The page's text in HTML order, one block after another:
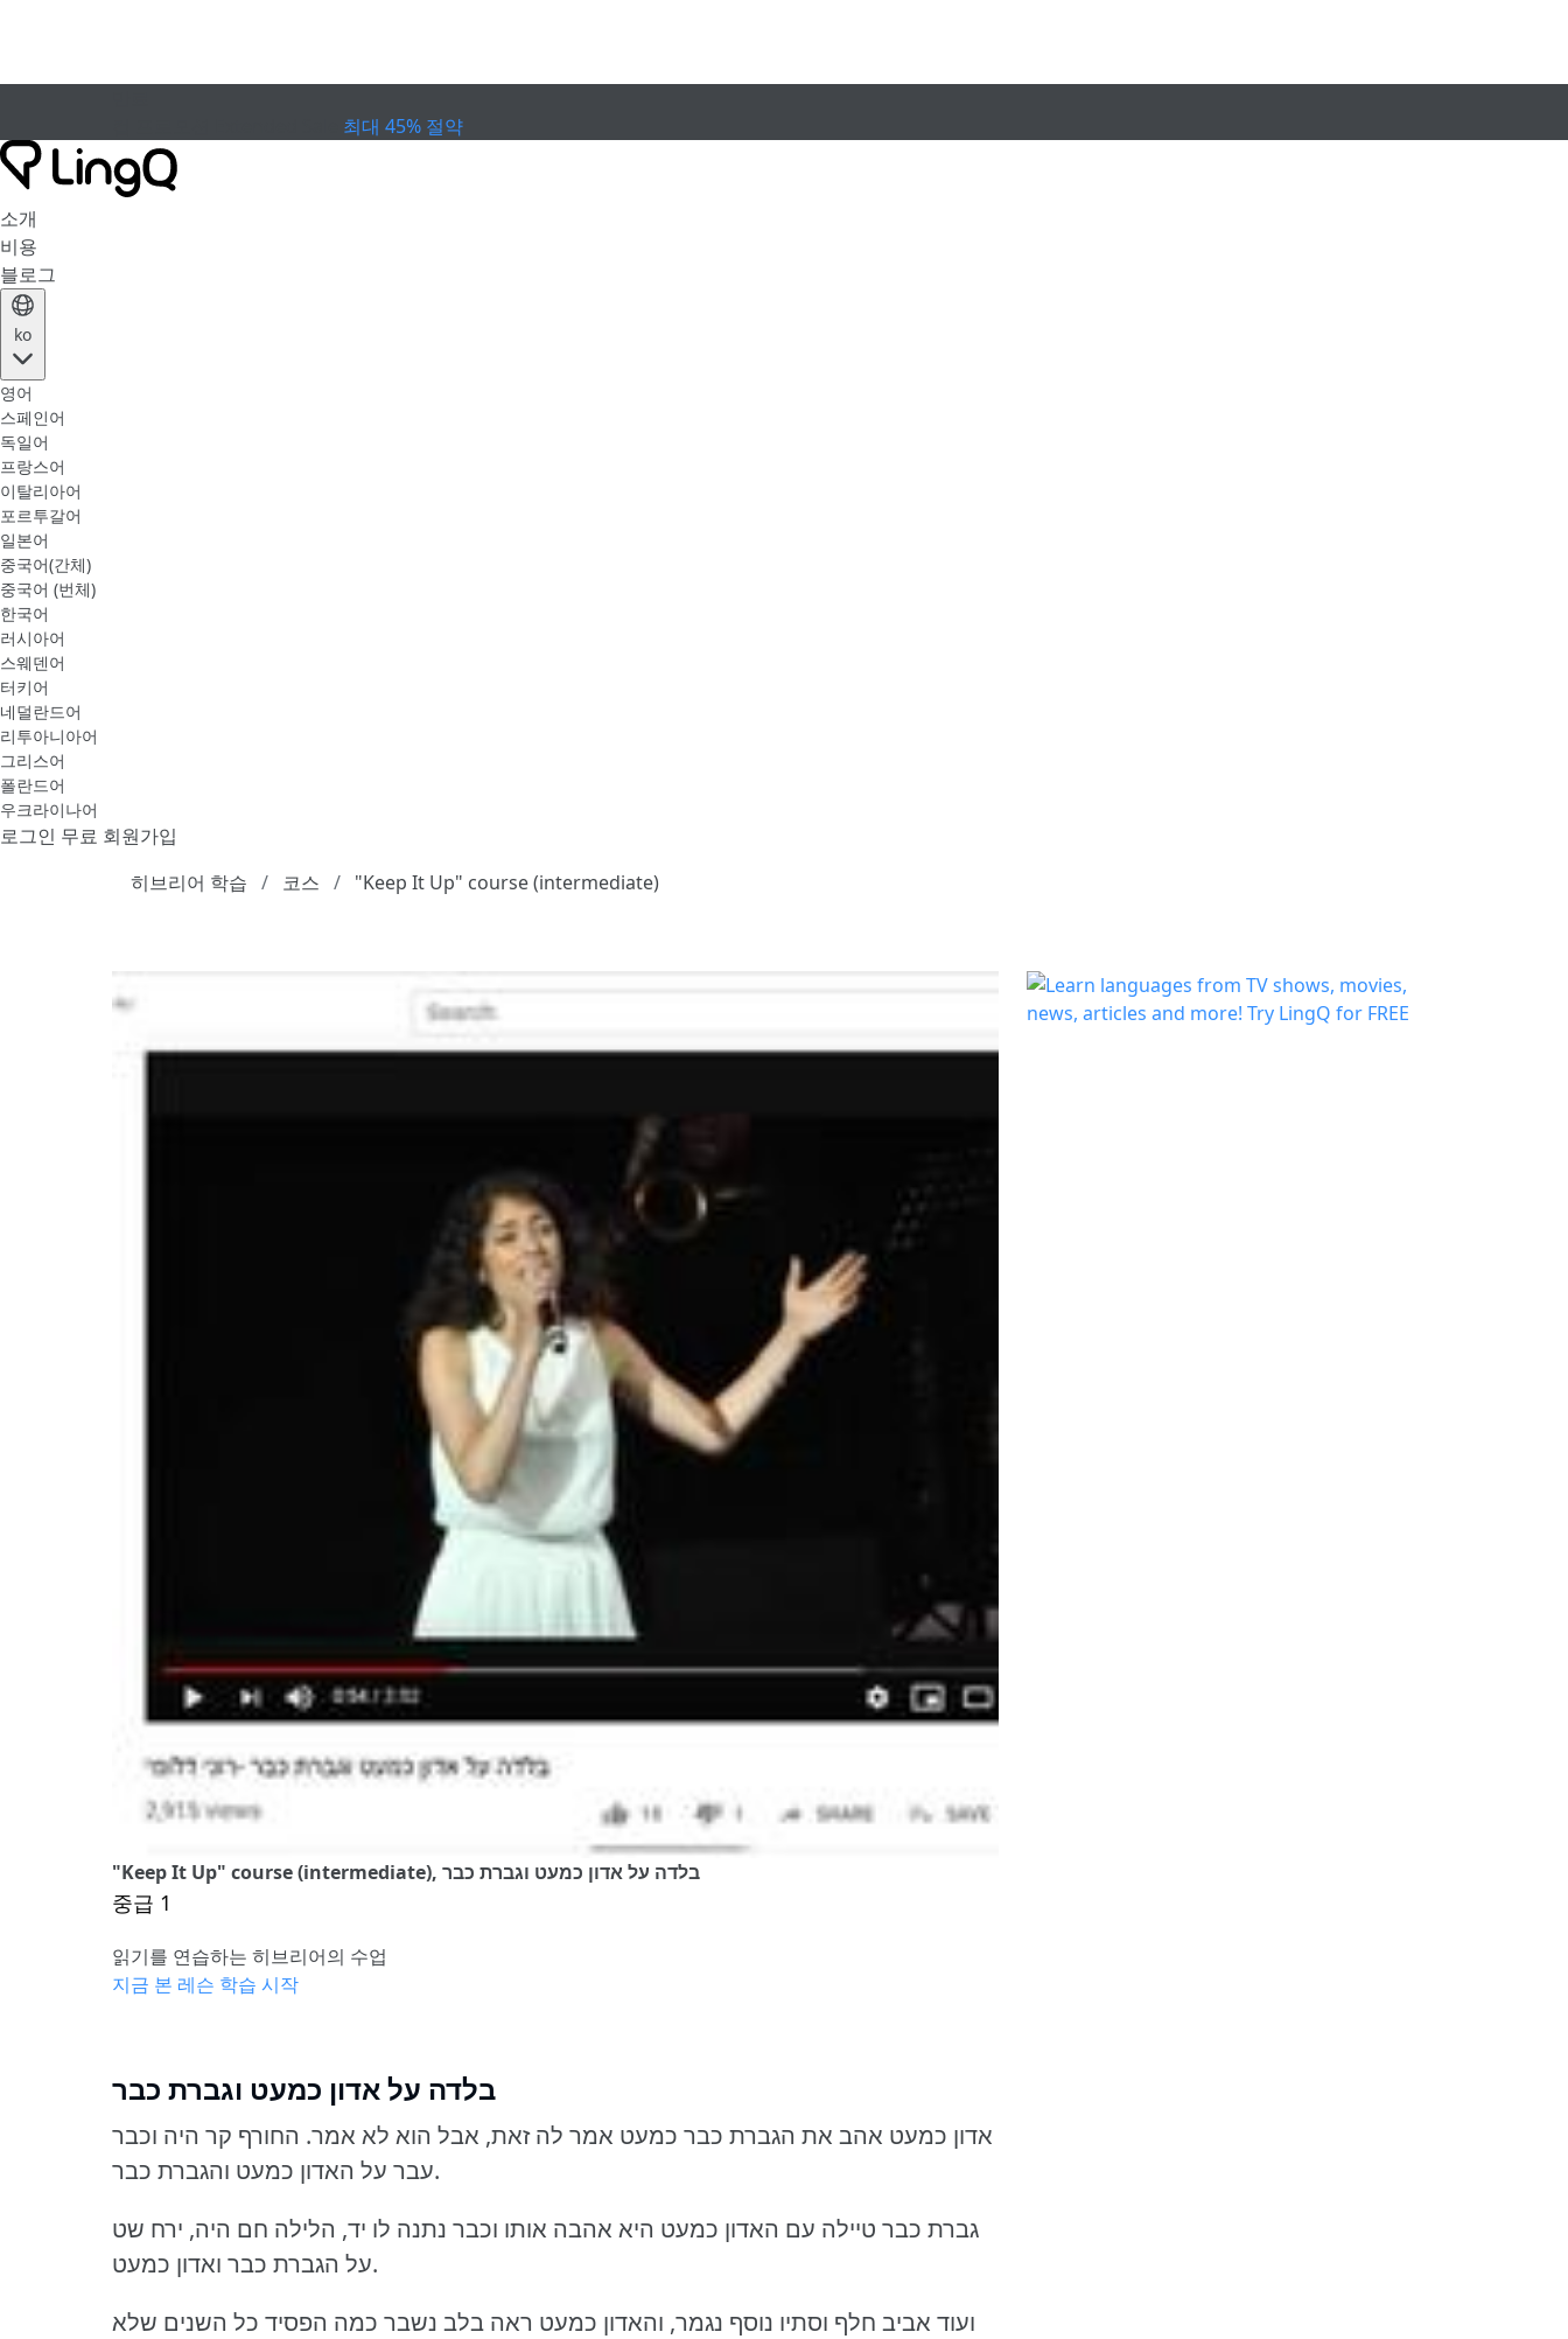
최대 45% 절약
소개
비용
블로그
ko
영어
스페인어
독일어
프랑스어
이탈리아어
포르투갈어
일본어
중국어(간체)
중국어 (번체)
한국어
러시아어
스웨덴어
터키어
네덜란드어
리투아니아어
그리스어
폴란드어
우크라이나어
로그인 무료 회원가입
히브리어 학습
코스 "Keep It Up" course (intermediate)
"Keep It Up" course (intermediate), בלדה על אדון כמעט וגברת כבר
중급 1
읽기를 연습하는 히브리어의 수업
지금 본 레슨 학습 시작
בלדה על אדון כמעט וגברת כבר
אדון כמעט אהב את הגברת כבר כמעט אמר לה זאת, אבל הוא לא אמר. החורף קר היה וכבר
עבר על האדון כמעט והגברת כבר.
גברת כבר טיילה עם האדון כמעט היא אהבה אותו וכבר נתנה לו יד, הלילה חם היה, ירח שט
על הגברת כבר ואדון כמעט.
ועוד אביב חלף וסתיו נוסף נגמר, והאדון כמעט ראה בלב נשבר כמה הפסיד כל השנים שלא